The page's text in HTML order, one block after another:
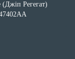
(Джіп Регегат)